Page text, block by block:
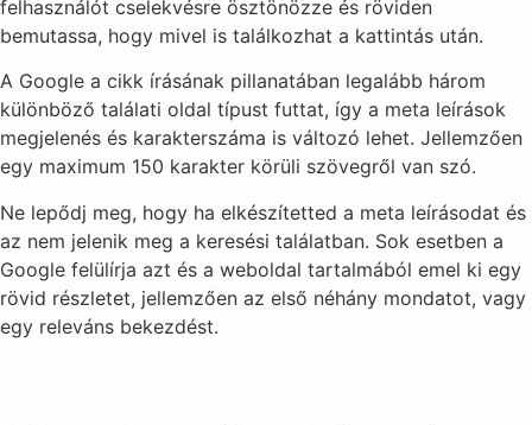
felhasználót cselekvésre ösztönözze és röviden
bemutassa, hogy mivel is találkozhat a kattintás után.
A Google a cikk írásának pillanatában legalább három
különböző találati oldal típust futtat, így a meta leírások
megjelenés és karakterszáma is változó lehet. Jellemzően
egy maximum 150 karakter körüli szövegről van szó.
Ne lepődj meg, hogy ha elkészítetted a meta leírásodat és
az nem jelenik meg a keresési találatban. Sok esetben a
Google felülírja azt és a weboldal tartalmából emel ki egy
rövid részletet, jellemzően az első néhány mondatot, vagy
egy releváns bekezdést.